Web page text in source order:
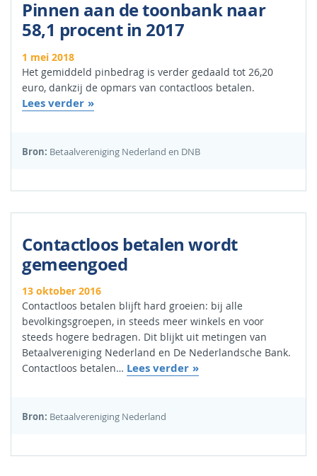
Pinnen aan de toonbank naar
58,1 procent in 2017
1 mei 2018
Het gemiddeld pinbedrag is verder gedaald tot 26,20
euro, dankzij de opmars van contactloos betalen.
Lees verder
Bron: Betaalvereniging Nederland en DNB
Contactloos betalen wordt
gemeengoed
13 oktober 2016
Contactloos betalen blijft hard groeien: bij alle
bevolkingsgroepen, in steeds meer winkels en voor
steeds hogere bedragen. Dit blijkt uit metingen van
Betaalvereniging Nederland en De Nederlandsche Bank.
Contactloos betalen… Lees verder
Bron: Betaalvereniging Nederland